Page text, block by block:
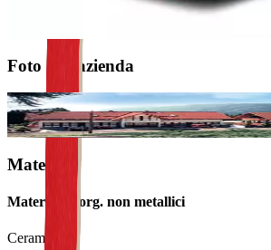
coordinate, Levigatura a tondo - interno
Foto dell'azienda
41547743.jpg
Materiali
Materiali inorg. non metallici
Ceramica